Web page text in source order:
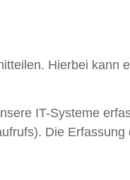
Hierbei kann
IT-Systeme
Die